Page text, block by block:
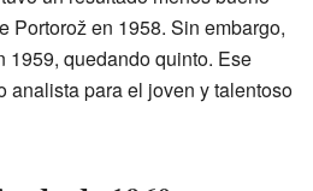
Portorož en 1958. Sin embargo,
1959, quedando quinto. Ese
analista para el joven y talentoso